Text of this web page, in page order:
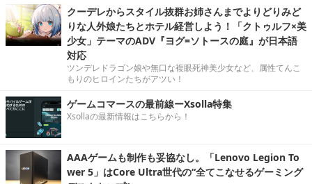
クーデレからスタイル抜群お姉さんまでよりどりみど
りな人外娘たちとホテル経営しよう！「クトゥルフ×美
少女」テーマのADV『ヨグ=ソトースの庭』が日本語
対応
ツンデレドラゴン娘や無口な複眼死神美少女など、属性てんこ
もりのヒロインたちがアツい！
ゲームコマースの最前線ーXsolla特集
Xsollaの最新情報はこちらから！
AAAゲームも制作も妥協なし。「Lenovo Legion To
wer 5」はCore Ultra世代の“全てこなせるゲーミング